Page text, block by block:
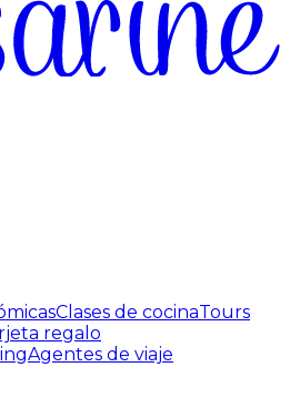
Clases de cocinaTours
regalo
Agentes de viaje